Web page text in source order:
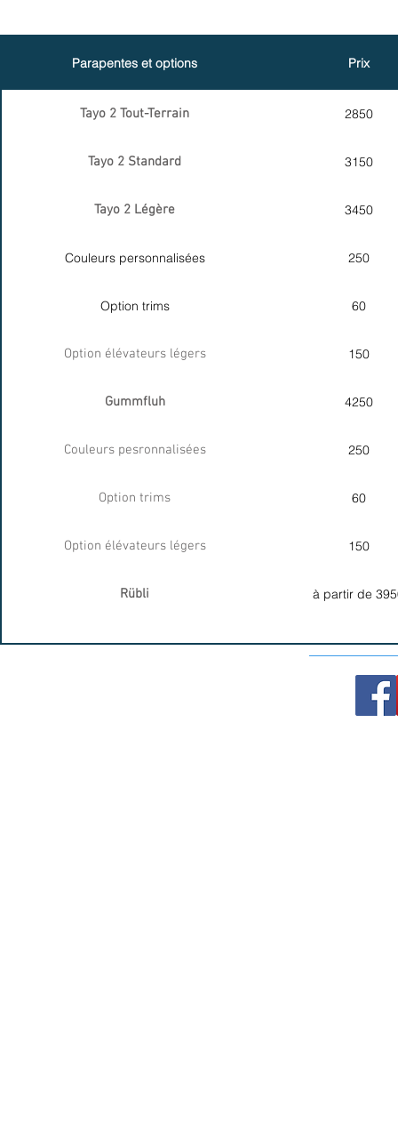
Parapentes et options Prix
Tayo 2 Tout-Terrain 2850
Tayo 2 Standard 3150
Tayo 2 Légère 3450
Couleurs personnalisées 250
Option trims 60
Option élévateurs légers 150
Gummfluh 4250
Couleurs pesronnalisées 250
Option trims 60
Option élévateurs légers 150
Rübli à partir de